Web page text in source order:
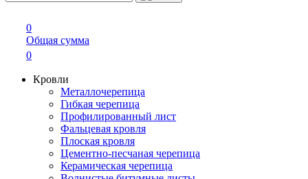
0
Общая сумма
0
Кровли
Металлочерепица
Гибкая черепица
Профилированный лист
Фальцевая кровля
Плоская кровля
Цементно-песчаная черепица
Керамическая черепица